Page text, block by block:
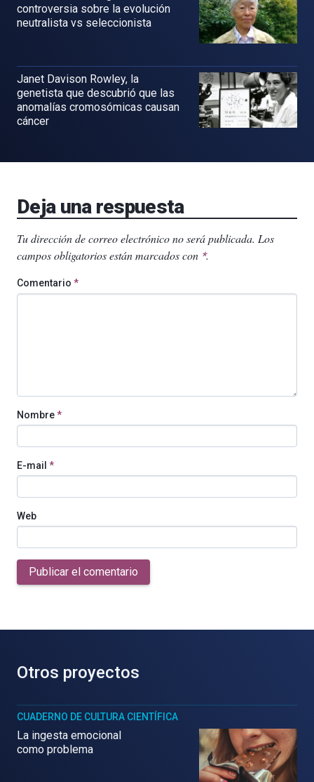
controversia sobre la evolución
neutralista vs seleccionista
Janet Davison Rowley, la
genetista que descubrió que las
anomalías cromosómicas causan
cáncer
Deja una respuesta
Tu dirección de correo electrónico no será publicada. Los
campos obligatorios están marcados con *.
Comentario *
Nombre*
E-mail *
Web
Publicar el comentario
Otros proyectos
CUADERNO DE CULTURA CIENTÍFICA
La ingesta emocional
como problema